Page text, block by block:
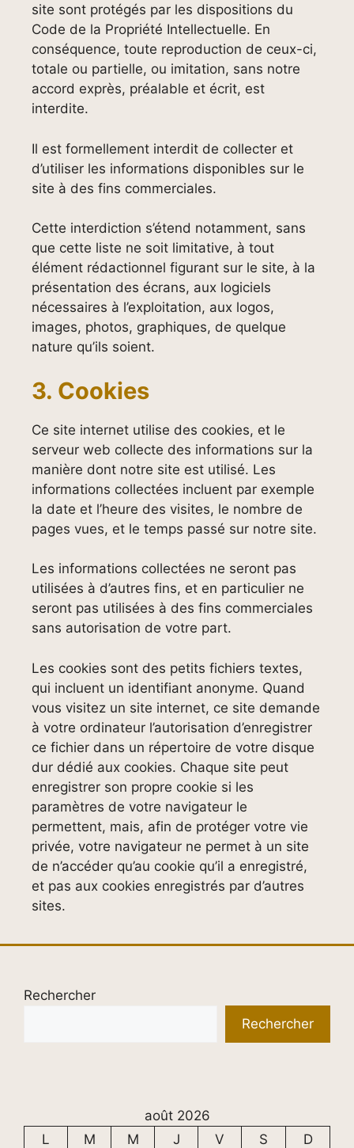
site sont protégés par les dispositions du
Code de la Propriété Intellectuelle. En
conséquence, toute reproduction de ceux-ci,
totale ou partielle, ou imitation, sans notre
accord exprès, préalable et écrit, est
interdite.
Il est formellement interdit de collecter et
d’utiliser les informations disponibles sur le
site à des fins commerciales.
Cette interdiction s’étend notamment, sans
que cette liste ne soit limitative, à tout
élément rédactionnel figurant sur le site, à la
présentation des écrans, aux logiciels
nécessaires à l’exploitation, aux logos,
images, photos, graphiques, de quelque
nature qu’ils soient.
3. Cookies
Ce site internet utilise des cookies, et le
serveur web collecte des informations sur la
manière dont notre site est utilisé. Les
informations collectées incluent par exemple
la date et l’heure des visites, le nombre de
pages vues, et le temps passé sur notre site.
Les informations collectées ne seront pas
utilisées à d’autres fins, et en particulier ne
seront pas utilisées à des fins commerciales
sans autorisation de votre part.
Les cookies sont des petits fichiers textes,
qui incluent un identifiant anonyme. Quand
vous visitez un site internet, ce site demande
à votre ordinateur l’autorisation d’enregistrer
ce fichier dans un répertoire de votre disque
dur dédié aux cookies. Chaque site peut
enregistrer son propre cookie si les
paramètres de votre navigateur le
permettent, mais, afin de protéger votre vie
privée, votre navigateur ne permet à un site
de n’accéder qu’au cookie qu’il a enregistré,
et pas aux cookies enregistrés par d’autres
sites.
Rechercher
Rechercher
août 2026
L
M M J V S
D